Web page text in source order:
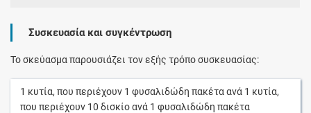
Συσκευασία και συγκέντρωση
Το σκεύασμα παρουσιάζει τον εξής τρόπο συσκευασίας:
1 κυτία, που περιέχουν 1 φυσαλιδώδη πακέταανά 1 κυτία,
που περιέχουν 10 δισκίοανά 1 φυσαλιδώδη πακέτα